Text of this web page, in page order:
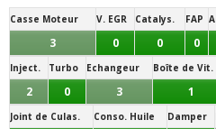
Casse Moteur V. EGR Catalys. FAP
3 0 0 0
Inject. Turbo Echangeur Boîte de Vit.
2 0 3 1
Joint de Culas. Conso. Huile Damper